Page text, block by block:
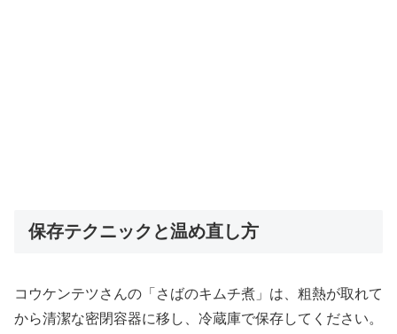
保存テクニックと温め直し方
コウケンテツさんの「さばのキムチ煮」は、粗熱が取れて
から清潔な密閉容器に移し、冷蔵庫で保存してください。